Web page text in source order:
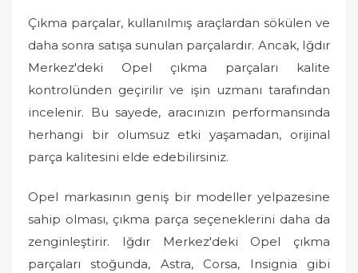
Çıkma parçalar, kullanılmış araçlardan sökülen ve
daha sonra satışa sunulan parçalardır. Ancak, Iğdır
Merkez'deki Opel çıkma parçaları kalite
kontrolünden geçirilir ve işin uzmanı tarafından
incelenir. Bu sayede, aracınızın performansında
herhangi bir olumsuz etki yaşamadan, orijinal
parça kalitesini elde edebilirsiniz.
Opel markasının geniş bir modeller yelpazesine
sahip olması, çıkma parça seçeneklerini daha da
zenginleştirir. Iğdır Merkez'deki Opel çıkma
parçaları stoğunda, Astra, Corsa, Insignia gibi